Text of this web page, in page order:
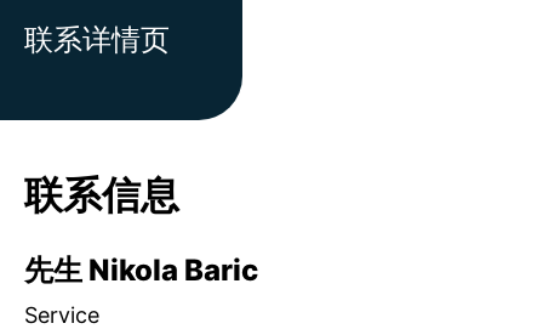
联系详情页
联系信息
先生 Nikola Baric
Service